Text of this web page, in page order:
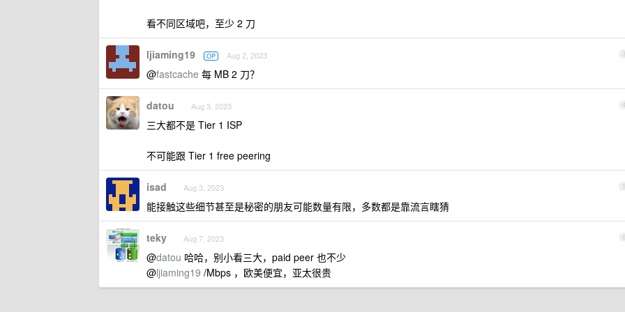
看不同区域吧，至少 2 刀
3
ljiaming19 OP Aug 2, 2023
@fastcache 每 MB 2 刀？
4
datou Aug 3, 2023
三大都不是 Tier 1 ISP
不可能跟 Tier 1 free peering
5
isad Aug 3, 2023
能接触这些细节甚至是秘密的朋友可能数量有限，多数都是靠流言瞎猜
6
teky Aug 7, 2023
@datou 哈哈，别小看三大，paid peer 也不少
@ljiaming19 /Mbps ，欧美便宜，亚太很贵